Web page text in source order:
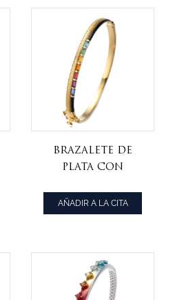
Brazalete de
plata con
cúbicas arcoíris
en forma de
de oro
AÑADIR A LA CITA